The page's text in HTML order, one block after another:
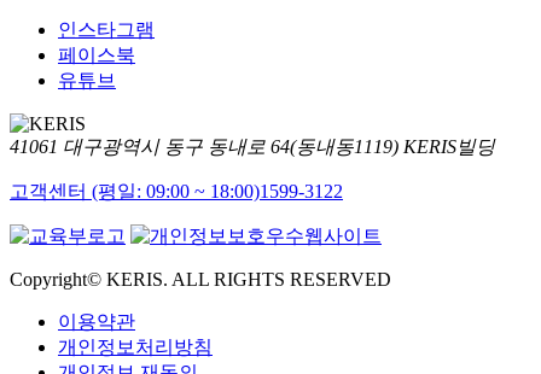
인스타그램
페이스북
유튜브
41061 대구광역시 동구 동내로 64(동내동1119) KERIS빌딩
고객센터 (평일: 09:00 ~ 18:00)1599-3122
Copyright© KERIS. ALL RIGHTS RESERVED
이용약관
개인정보처리방침